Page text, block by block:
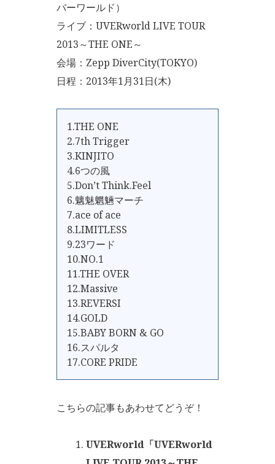
バーワールド）
ライブ：UVERworld LIVE TOUR
2013～THE ONE～
会場：Zepp DiverCity(TOKYO)
日程：2013年1月31日(木)
1.THE ONE
2.7th Trigger
3.KINJITO
4.6つの風
5.Don’t Think.Feel
6.魑魅魍魎マーチ
7.ace of ace
8.LIMITLESS
9.23ワード
10.NO.1
11.THE OVER
12.Massive
13.REVERSI
14.GOLD
15.BABY BORN & GO
16.スパルタ
17.CORE PRIDE
こちらの記事もあわせてどうぞ！
UVERworld「UVERworld